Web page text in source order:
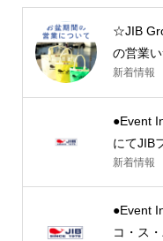
☆JIB
の営業
新着情報
●Event
にてJIB
新着情報
●Event
コ・ス